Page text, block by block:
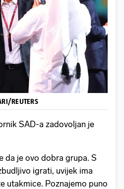
REUTERS
SAD-a zadovoljan je
da je ovo dobra grupa. S
igrati, uvijek ima
utakmice. Poznajemo puno